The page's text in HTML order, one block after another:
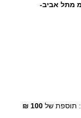
: תוספת של 100 ₪